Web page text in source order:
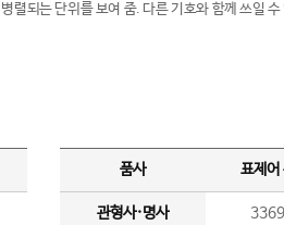
되는 단위를 보여 줌. 다른 기호와 함께 쓰일 수
품사 표제어
관형사·명사 3369